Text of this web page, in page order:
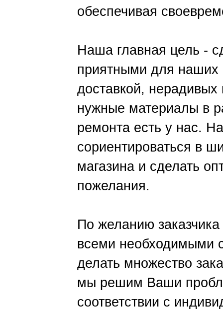
обеспечивая
Наша главная цель -
приятными для наших
доставкой, нерадивых
нужные материалы в
ремонта есть у нас.
сориентироваться в
магазина и сделать
пожелания.
По желанию
всеми необходимыми
делать множество
мы решим Ваши
соответствии с